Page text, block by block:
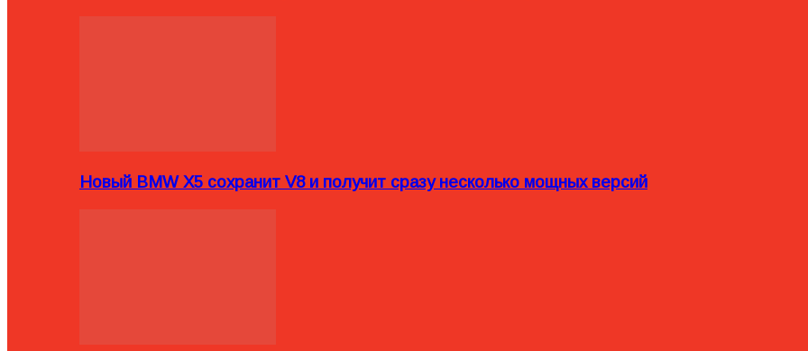
Новый BMW X5 сохранит V8 и получит сразу несколько мощных версий